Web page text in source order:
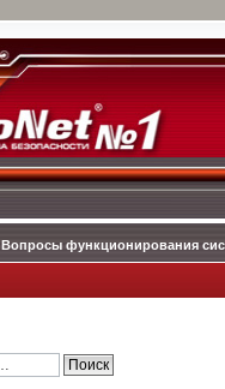
Вопросы функционирования